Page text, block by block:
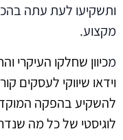
ותשקיעו לעת עתה
מקצוע.
מכיוון שחלקו
וידאו שיווקי לעסקים
להשקיע בהפקה
לוגיסטי של כל מה